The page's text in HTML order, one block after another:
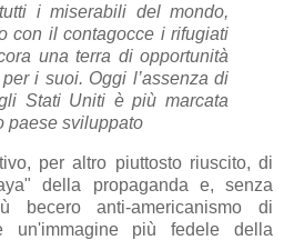
i miserabili del mondo,
con il contagocce i rifugiati
una terra di opportunità
i suoi. Oggi l’assenza di
Stati Uniti è più marcata
paese sviluppato
per altro piuttosto riuscito, di
della propaganda e, senza
becero anti-americanismo di
un'immagine più fedele della